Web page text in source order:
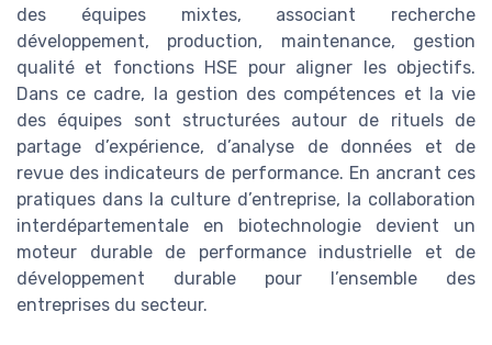
des équipes mixtes, associant recherche
développement, production, maintenance, gestion
qualité et fonctions HSE pour aligner les objectifs.
Dans ce cadre, la gestion des compétences et la vie
des équipes sont structurées autour de rituels de
partage d’expérience, d’analyse de données et de
revue des indicateurs de performance. En ancrant ces
pratiques dans la culture d’entreprise, la collaboration
interdépartementale en biotechnologie devient un
moteur durable de performance industrielle et de
développement durable pour l’ensemble des
entreprises du secteur.